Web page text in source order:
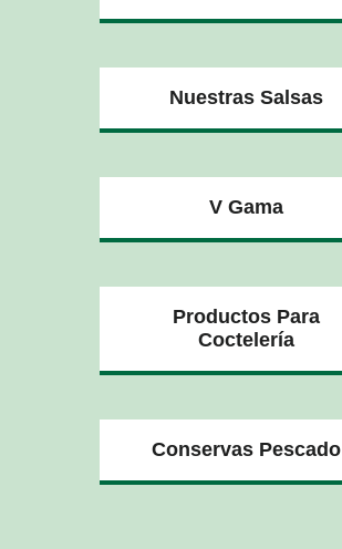
Nuestras Salsas
V Gama
Productos Para
Coctelería
Conservas Pescado